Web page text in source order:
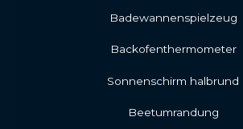
Badewannenspielzeug
Backofenthermometer
Sonnenschirm halbrund
Beetumrandung